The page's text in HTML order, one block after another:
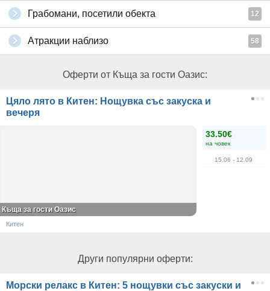
Грабомани, посетили обекта 12
Атракции наблизо 58
Оферти от Къща за гости Оазис:
Цяло лято в Китен: Нощувка със закуска и
вечеря
33.50€
на човек
15.06 - 12.09
Къща за гости Оазис
Китен
Други популярни оферти:
Морски релакс в Китен: 5 нощувки със закуски и